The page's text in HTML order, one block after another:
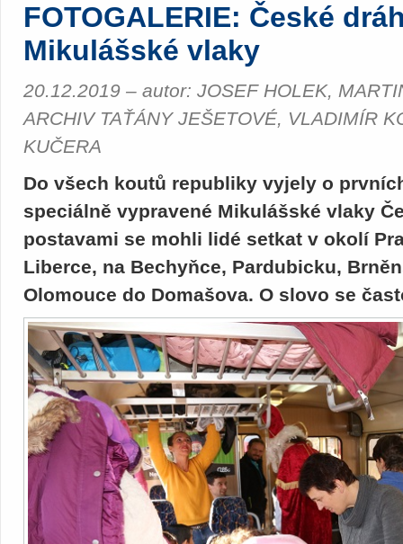
FOTOGALERIE: České
Mikulášské vlaky
20.12.2019 – autor: JOSEF HOLEK,
ARCHIV TAŤÁNY JEŠETOVÉ, VLADIMÍR
KUČERA
Do všech koutů republiky vyjely o
speciálně vypravené Mikulášské vlaky
postavami se mohli lidé setkat v okolí
Liberce, na Bechyňce, Pardubicku,
Olomouce do Domašova. O slovo se